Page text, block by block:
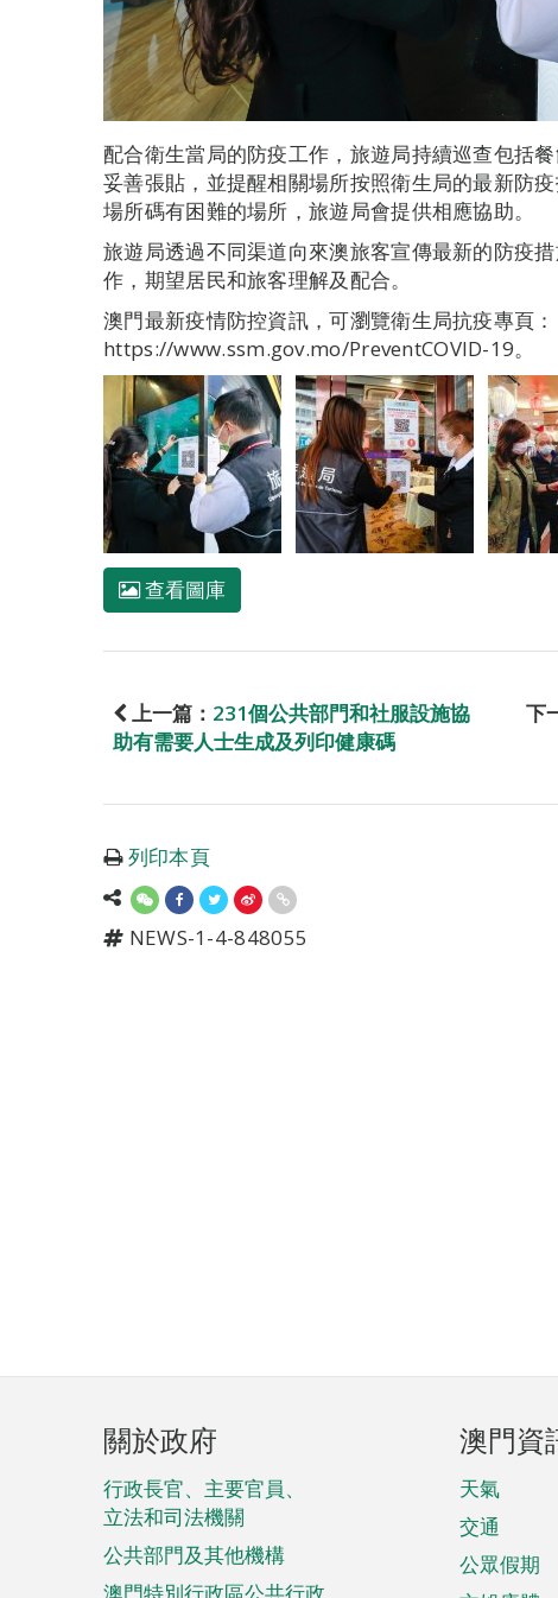
配合衛生當局的防疫工作，旅遊局持續巡查包括
妥善張貼，並提醒相關場所按照衛生局的最新防
場所碼有困難的場所，旅遊局會提供相應協助。
旅遊局透過不同渠道向來澳旅客宣傳最新的防疫
作，期望居民和旅客理解及配合。
澳門最新疫情防控資訊，可瀏覽衛生局抗疫專頁：
https://www.ssm.gov.mo/PreventCOVID-19。
查看圖庫
上一篇： 231個公共部門和社服設施協
助有需要人士生成及列印健康碼
下
列印本頁
NEWS-1-4-848055
頁
腳
菜
單
關於政府
行政長官、主要官員、
立法和司法機關
公共部門及其他機構
澳門資
天氣
交通
公眾假期